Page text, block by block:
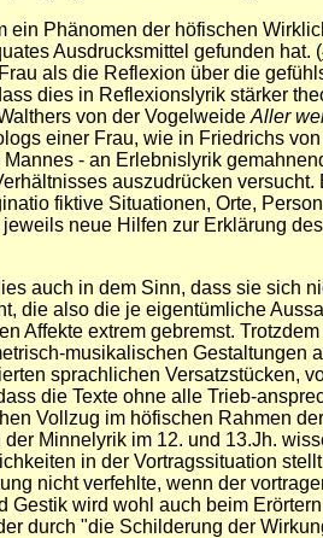
Phänomen der höfischen
Ausdrucksmittel gefunden hat. (
als die Reflexion über die
dies in Reflexionslyrik stärker
von der Vogelweide Aller
einer Frau, wie in Friedrichs
- an Erlebnislyrik
auszudrücken
fiktive Situationen, Orte,
neue Hilfen zur Erklärung
auch in dem Sinn, dass sie sich
die also die je eigentümliche
Affekte extrem gebremst.
musikalischen
sprachlichen Versatzstücken,
die Texte ohne alle Trieb-
Vollzug im höfischen Rahmen
Minnelyrik im 12. und 13.Jh.
in der Vortragssituation
nicht verfehlte, wenn der
wird wohl auch beim
durch "die Schilderung der